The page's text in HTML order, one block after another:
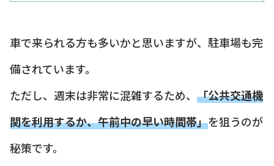
車で来られる方も多いかと思いますが、駐車場も完
備されています。
ただし、週末は非常に混雑するため、 「公共交通機
関を利用するか、午前中の早い時間帯」を狙うのが
秘策です。